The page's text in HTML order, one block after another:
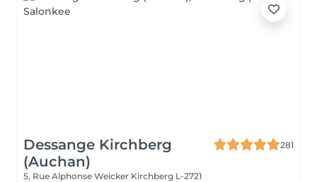
Dessange Kirchberg
(Auchan)
281
5, Rue Alphonse Weicker Kirchberg L-2721